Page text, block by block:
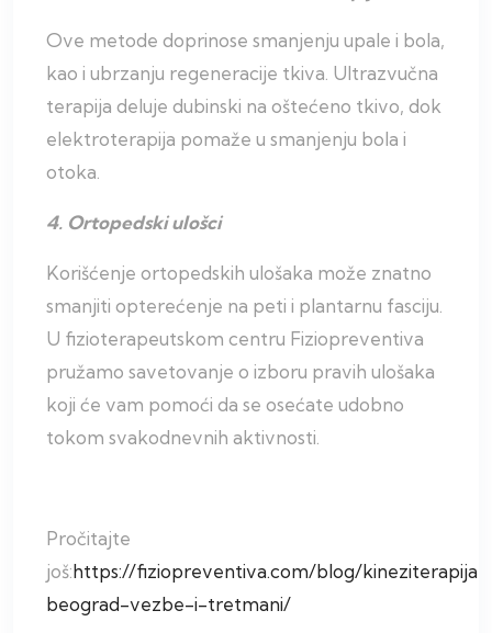
Ove metode doprinose smanjenju upale i bola,
kao i ubrzanju regeneracije tkiva. Ultrazvučna
terapija deluje dubinski na oštećeno tkivo, dok
elektroterapija pomaže u smanjenju bola i
otoka.
4. Ortopedski ulošci
Korišćenje ortopedskih ulošaka može znatno
smanjiti opterećenje na peti i plantarnu fasciju.
U fizioterapeutskom centru Fiziopreventiva
pružamo savetovanje o izboru pravih ulošaka
koji će vam pomoći da se osećate udobno
tokom svakodnevnih aktivnosti.
Pročitajte
još:https://fiziopreventiva.com/blog/kineziterapija-
beograd-vezbe-i-tretmani/